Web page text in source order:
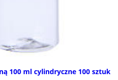
100 ml cylindryczne 100 sztuk